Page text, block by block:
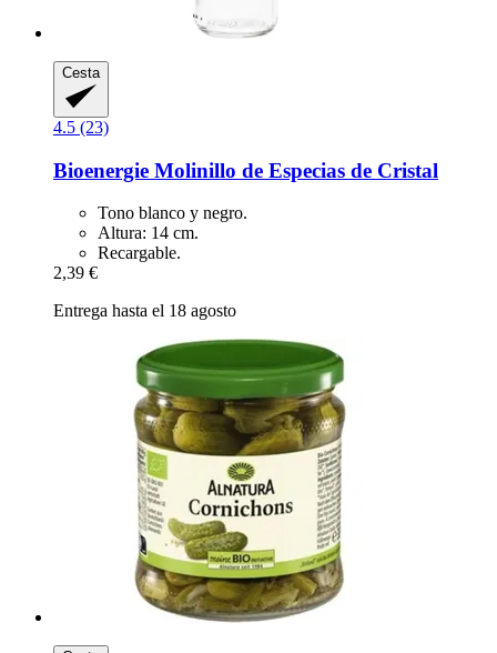
Cesta
4.5 (23)
Bioenergie Molinillo de Especias de Cristal
Tono blanco y negro.
Altura: 14 cm.
Recargable.
2,39 €
Entrega hasta el 18 agosto